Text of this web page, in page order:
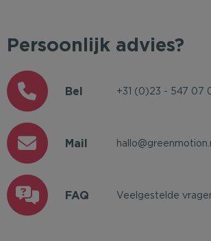
Persoonlijk advies?
Bel +31 (0)23 - 547 07
Mail
FAQ Veelgestelde